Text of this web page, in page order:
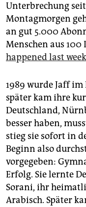
Unterbrechung seit
Montagmorgen
an gut 5.000
Menschen aus
happened last
1989 wurde Jaff
später kam ihre
Deutschland,
besser haben,
stieg sie sofort in
Beginn also
vorgegeben:
Erfolg. Sie lernte
Sorani, ihr
Arabisch. Später